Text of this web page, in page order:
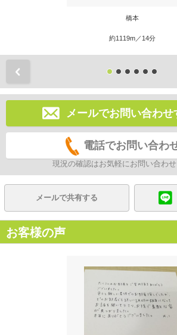
橋本
約1119m／14分
メールでお問い合わせ
電話でお問い合わ
現況の確認はお気軽にお問い合わせ
メールで共有する
お客様の声